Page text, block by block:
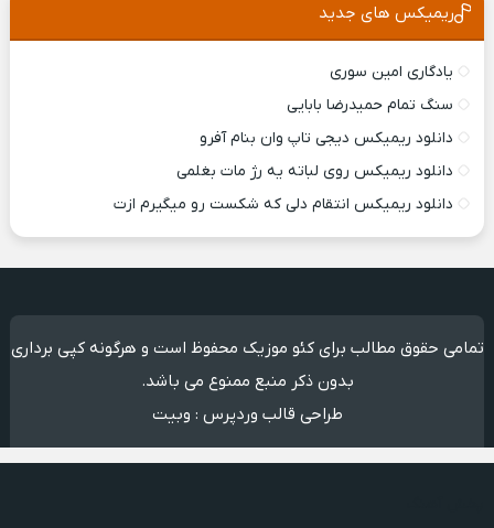
ریمیکس های جدید
یادگاری امین سوری
سنگ تمام حمیدرضا بابایی
دانلود ریمیکس ديجی تاپ وان بنام آفرو
دانلود ریمیکس روی لباته یه رژ مات بغلمی
دانلود ریمیکس انتقام دلی که شکست رو میگیرم ازت
تمامی حقوق مطالب برای کئو موزیک محفوظ است و هرگونه کپی برداری
بدون ذکر منبع ممنوع می باشد.
طراحی قالب وردپرس : وبیت